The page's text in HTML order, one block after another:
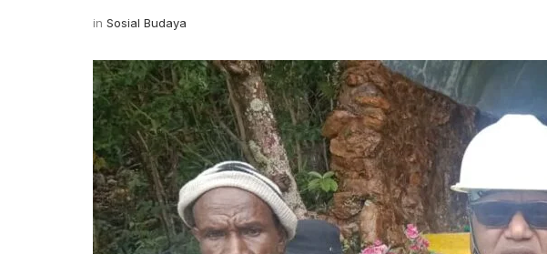
in Sosial Budaya